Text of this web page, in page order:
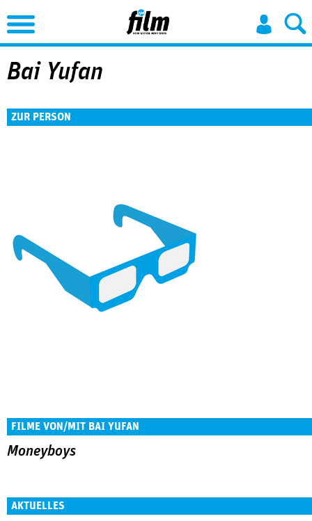
Jump to Navigation
Bai Yufan
ZUR PERSON
FILME VON/MIT BAI YUFAN
Moneyboys
AKTUELLES